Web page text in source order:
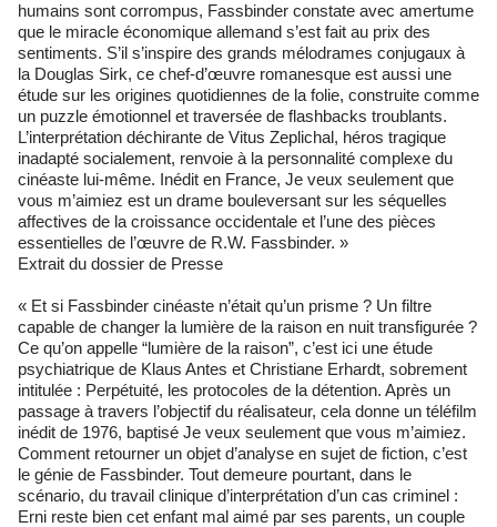
humains sont corrompus, Fassbinder constate avec amertume
que le miracle économique allemand s’est fait au prix des
sentiments. S’il s’inspire des grands mélodrames conjugaux à
la Douglas Sirk, ce chef-d’œuvre romanesque est aussi une
étude sur les origines quotidiennes de la folie, construite comme
un puzzle émotionnel et traversée de flashbacks troublants.
L’interprétation déchirante de Vitus Zeplichal, héros tragique
inadapté socialement, renvoie à la personnalité complexe du
cinéaste lui-même. Inédit en France, Je veux seulement que
vous m’aimiez est un drame bouleversant sur les séquelles
affectives de la croissance occidentale et l’une des pièces
essentielles de l’œuvre de R.W. Fassbinder. »
Extrait du dossier de Presse
« Et si Fassbinder cinéaste n’était qu’un prisme ? Un filtre
capable de changer la lumière de la raison en nuit transfigurée ?
Ce qu’on appelle “lumière de la raison”, c’est ici une étude
psychiatrique de Klaus Antes et Christiane Erhardt, sobrement
intitulée : Perpétuité, les protocoles de la détention. Après un
passage à travers l’objectif du réalisateur, cela donne un téléfilm
inédit de 1976, baptisé Je veux seulement que vous m’aimiez.
Comment retourner un objet d’analyse en sujet de fiction, c’est
le génie de Fassbinder. Tout demeure pourtant, dans le
scénario, du travail clinique d’interprétation d’un cas criminel :
Erni reste bien cet enfant mal aimé par ses parents, un couple